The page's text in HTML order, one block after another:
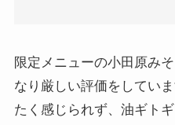
限定メニューの小田原み
なり厳しい評価をしてい
たく感じられず、油ギト